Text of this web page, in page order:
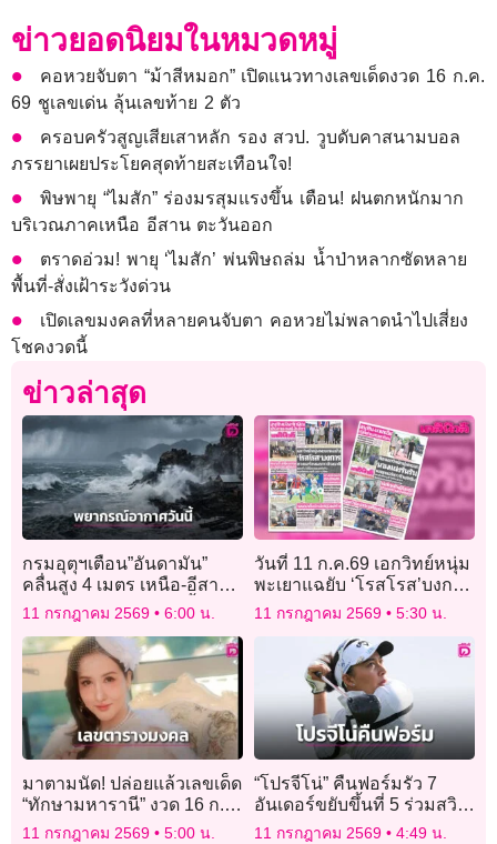
ข่าวยอดนิยมในหมวดหมู่
คอหวยจับตา “ม้าสีหมอก” เปิดแนวทางเลขเด็ดงวด 16 ก.ค.
69 ชูเลขเด่น ลุ้นเลขท้าย 2 ตัว
ครอบครัวสูญเสียเสาหลัก รอง สวป. วูบดับคาสนามบอล
ภรรยาเผยประโยคสุดท้ายสะเทือนใจ!
พิษพายุ “ไมสัก” ร่องมรสุมแรงขึ้น เตือน! ฝนตกหนักมาก
บริเวณภาคเหนือ อีสาน ตะวันออก
ตราดอ่วม! พายุ ‘ไมสัก’ พ่นพิษถล่ม น้ำป่าหลากซัดหลาย
พื้นที่-สั่งเฝ้าระวังด่วน
เปิดเลขมงคลที่หลายคนจับตา คอหวยไม่พลาดนำไปเสี่ยง
โชคงวดนี้
ข่าวล่าสุด
กรมอุตุฯเตือน”อันดามัน”
คลื่นสูง 4 เมตร เหนือ-อีสาน-
ตะวันออก อ่วม! ระวังน้ำป่า
หลากท่วมฉับพลัน!
11 กรกฎาคม 2569 6:00 น.
วันที่ 11 ก.ค.69 เอกวิทย์หนุ่ม
พะเยาแฉยับ ‘โรสโรส’บงการ
ลวงแอร์ขนผงขาวข้ามชาติ
11 กรกฎาคม 2569 5:30 น.
มาตามนัด! ปล่อยแล้วเลขเด็ด
“ทักษามหารานี” งวด 16 ก.ค.
2569 คอหวยแห่ส่องตาราง
11 กรกฎาคม 2569 5:00 น.
“โปรจีโน่” คืนฟอร์มรัว 7
อันเดอร์ขยับขึ้นที่ 5 ร่วมสวิง
เอวิยอง
11 กรกฎาคม 2569 4:49 น.